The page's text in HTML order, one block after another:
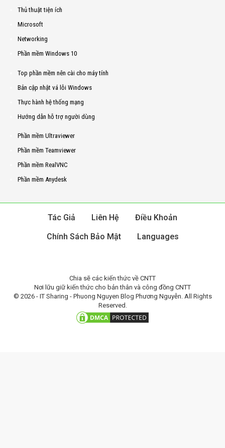
Thủ thuật tiện ích
Microsoft
Networking
Phần mềm Windows 10
Top phần mềm nên cài cho máy tính
Bản cập nhật vá lỗi Windows
Thực hành hệ thống mạng
Hướng dẫn hỗ trợ người dùng
Phần mềm Ultraviewer
Phần mềm Teamviewer
Phần mềm RealVNC
Phần mềm Anydesk
Tác Giả Liên Hệ
Điều Khoản
Chính Sách Bảo Mật
Languages
Chia sẽ các kiến thức về CNTT
Nơi lữu giữ kiến thức cho bản thân và công đồng CNTT
© 2026 - IT Sharing - Phuong Nguyen Blog Phương Nguyễn. All Rights
Reserved.